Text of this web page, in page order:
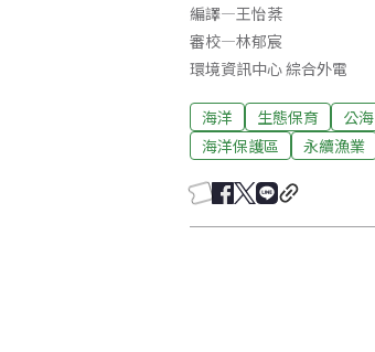
編譯—王怡棻
審校—林郁宸
環境資訊中心 綜合外電
海洋 生態保育
公海
海洋保護區
永續漁業